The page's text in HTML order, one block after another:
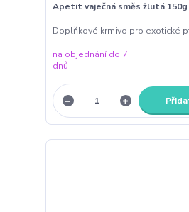
Apetit vaječná směs žlutá 150g
Doplňkové krmivo pro exotické
na objednání do 7
dnů